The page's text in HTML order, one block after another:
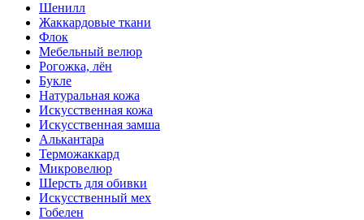
Шенилл
Жаккардовые ткани
Флок
Мебельный велюр
Рогожка, лён
Букле
Натуральная кожа
Искусственная кожа
Искусственная замша
Алькантара
Терможаккард
Микровелюр
Шерсть для обивки
Искусственный мех
Гобелен